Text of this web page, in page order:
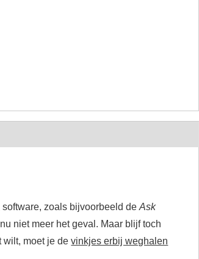
zoals bijvoorbeeld deAsk
niet meer het geval. Maar blijf toch
wilt, moet je devinkjes erbij weghalen